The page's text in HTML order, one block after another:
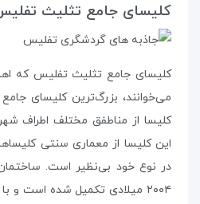
کلیسای جامع تثلیث
می‌خوانند، بزرگ‌ترین کلیسای
کلیسا از مناطفق مختلف اطراف
این کلیسا از معماری سنتی